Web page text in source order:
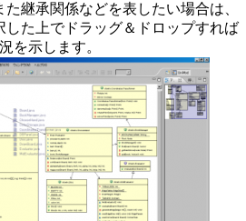
継承関係などを表したい場合は、
した上でドラッグ＆ドロップすれば
を示します。